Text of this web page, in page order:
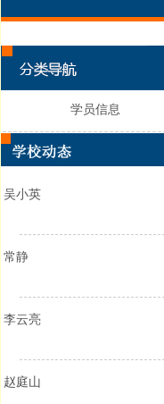
学员信息
吴小英
常静
李云亮
赵庭山